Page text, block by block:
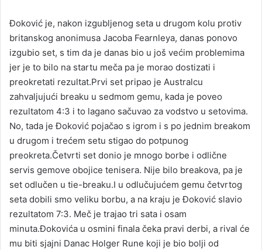
Đoković je, nakon izgubljenog seta u drugom kolu protiv
britanskog anonimusa Jacoba Fearnleya, danas ponovo
izgubio set, s tim da je danas bio u još većim problemima
jer je to bilo na startu meča pa je morao dostizati i
preokretati rezultat.Prvi set pripao je Australcu
zahvaljujući breaku u sedmom gemu, kada je poveo
rezultatom 4:3 i to lagano sačuvao za vodstvo u setovima.
No, tada je Đoković pojačao s igrom i s po jednim breakom
u drugom i trećem setu stigao do potpunog
preokreta.Četvrti set donio je mnogo borbe i odlične
servis gemove obojice tenisera. Nije bilo breakova, pa je
set odlučen u tie-breaku.I u odlučujućem gemu četvrtog
seta dobili smo veliku borbu, a na kraju je Đoković slavio
rezultatom 7:3. Meč je trajao tri sata i osam
minuta.Đokovića u osmini finala čeka pravi derbi, a rival će
mu biti sjajni Danac Holger Rune koji je bio bolji od